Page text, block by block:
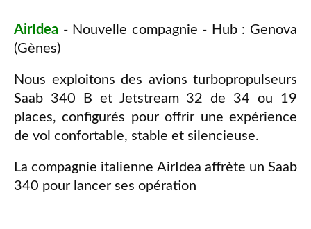
AirIdea - Nouvelle compagnie - Hub : Genova
(Gènes)
Nous exploitons des avions turbopropulseurs
Saab 340 B et Jetstream 32 de 34 ou 19
places, configurés pour offrir une expérience
de vol confortable, stable et silencieuse.
La compagnie italienne AirIdea affrète un Saab
340 pour lancer ses opération